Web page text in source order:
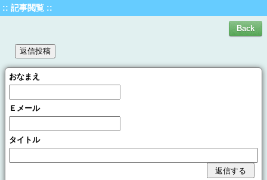
:: 記事閲覧 ::
おなまえ
Ｅメール
タイトル